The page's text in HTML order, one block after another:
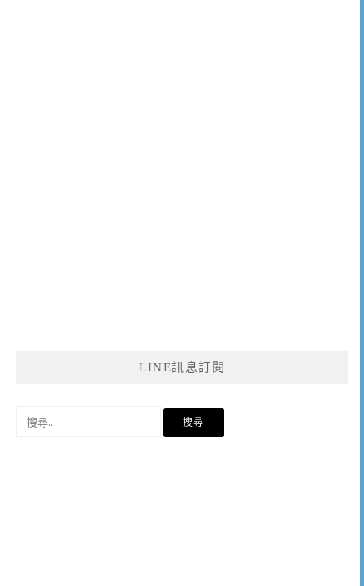
LINE訊息訂閱